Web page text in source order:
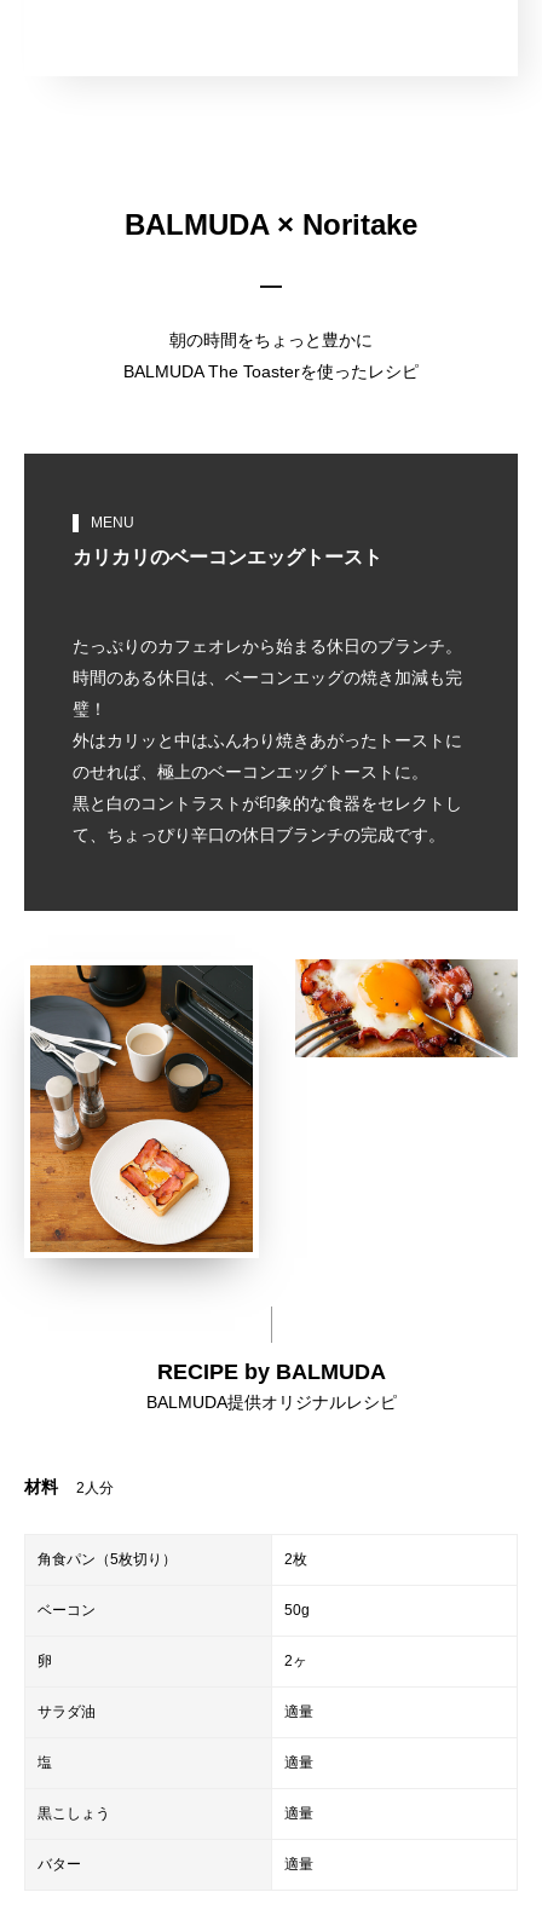
BALMUDA × Noritake
朝の時間をちょっと豊かに
BALMUDA The Toasterを使ったレシピ
MENU
カリカリのベーコンエッグトースト
たっぷりのカフェオレから始まる休日のブランチ。
時間のある休日は、ベーコンエッグの焼き加減も完
璧！
外はカリッと中はふんわり焼きあがったトーストに
のせれば、極上のベーコンエッグトーストに。
黒と白のコントラストが印象的な食器をセレクトし
て、ちょっぴり辛口の休日ブランチの完成です。
RECIPE by BALMUDA
BALMUDA提供オリジナルレシピ
材料 2人分
角食パン（5枚切り） 2枚
ベーコン 50g
卵 2ヶ
サラダ油 適量
塩 適量
黒こしょう 適量
バター 適量